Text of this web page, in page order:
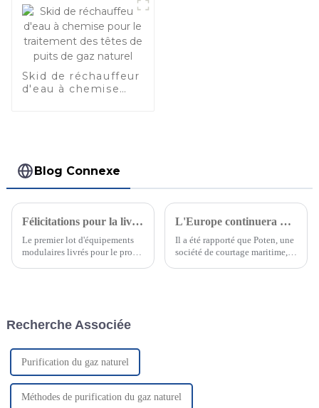
Skid de réchauffeur
d'eau à chemise
Blog Connexe
Félicitations pour la livraison réussie de l'unité de désacidification de l'usine de purification de Yanchang Petroleum Yangqiaopan
Le premier lot d'équipements
modulaires livrés pour le projet
société, a été...
L'Europe continuera d'augmenter ses importations de GNL au cours des deux prochaines années
Il a été rapporté que Poten, une
société de courtage maritime, a
Recherche Associée
Purification du gaz naturel
Méthodes de purification du gaz naturel